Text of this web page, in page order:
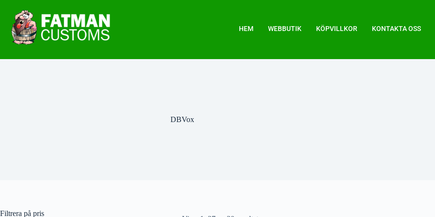
HEM WEBBUTIK KÖPVILLKOR KONTAKTA OSS
DBVox
Filtrera på pris